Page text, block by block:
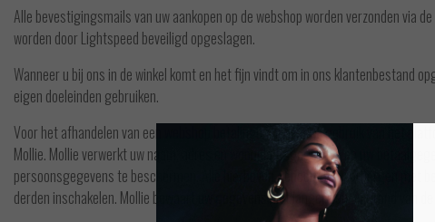
Alle bevestigingsmails van uw aankopen op de webshop worden verzonden via
worden door Lightspeed beveiligd opgeslagen.
Wanneer u bij ons in de winkel komt en het fijn vindt om in ons klantenbestand
eigen doeleinden gebruiken.
Voor het afhandelen van een webshop betalingen maken wij gebruik van het
Mollie. Mollie verwerkt uw naam, adres en woonplaatsgegevens en uw
persoonsgegevens te beschermen. Alle hierboven genoemde waarborgen met
derden inschakelen. Mollie bewaart uw gegevens niet langer dan op grond van